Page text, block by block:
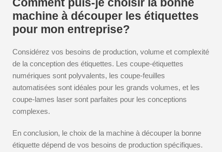
machine à découper les étiquettes
pour mon entreprise?
Considérez vos besoins de production, volume et complexité
de la conception des étiquettes. Les coupe-étiquettes
numériques sont polyvalents, les coupe-feuilles
automatisées sont idéales pour les grands volumes, et les
coupe-lames laser sont parfaites pour les conceptions
complexes.
En conclusion, le choix de la machine à découper la bonne
étiquette dépend de vos besoins de production spécifiques.